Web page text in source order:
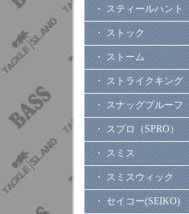
・ スティールハント
・ ストック
・ ストーム
・ ストライクキング
・ スナッグプルーフ
・ スプロ（SPRO）
・ スミス
・ スミスウィック
・ セイコー(SEIKO)